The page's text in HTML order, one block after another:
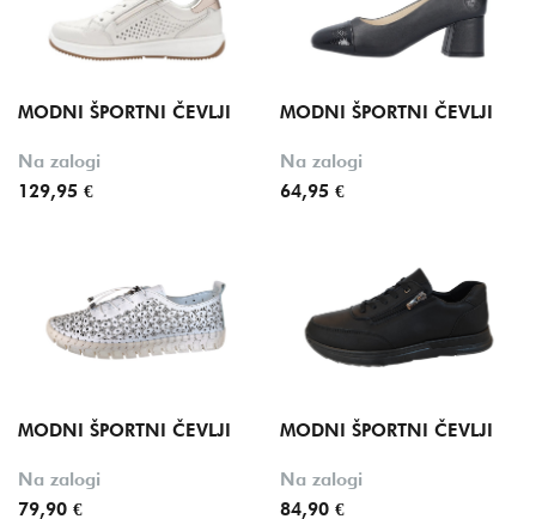
MODNI ŠPORTNI ČEVLJI
Na zalogi
129,95 €
MODNI ŠPORTNI ČEVLJI
Na zalogi
64,95 €
MODNI ŠPORTNI ČEVLJI
Na zalogi
79,90 €
MODNI ŠPORTNI ČEVLJI
Na zalogi
84,90 €